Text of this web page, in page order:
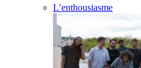
L’enthousiasme